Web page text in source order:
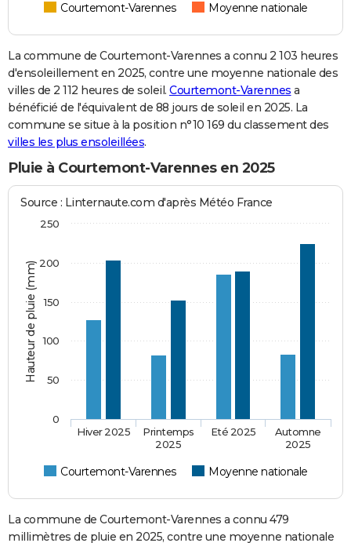
Courtemont-Varennes Moyenne nationale
La commune de Courtemont-Varennes a connu 2 103 heures
d'ensoleillement en 2025, contre une moyenne nationale des
villes de 2 112 heures de soleil. Courtemont-Varennes a
bénéficié de l'équivalent de 88 jours de soleil en 2025. La
commune se situe à la position n°10 169 du classement des
villes les plus ensoleillées.
Pluie à Courtemont-Varennes en 2025
Hauteur de pluie (mm)
Source : Linternaute.com d'après Météo France
Courtemont-Varennes Moyenne nationale
Hiver 2025
Printemps
2025
Eté 2025
Automne
2025
0
50
100
150
200
250
La commune de Courtemont-Varennes a connu 479
millimètres de pluie en 2025, contre une moyenne nationale